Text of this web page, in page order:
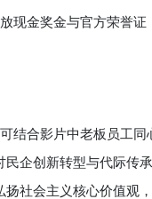
现金奖金与官方荣誉证
结合影片中老板员工同
民企创新转型与代际传
扬社会主义核心价值观